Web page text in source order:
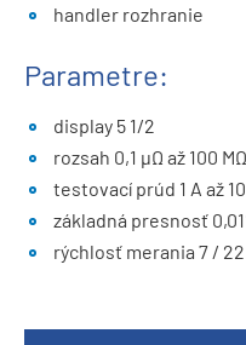
handler rozhranie
Parametre:
display 5 1/2
rozsah 0,1 µΩ až 100 MΩ
testovací prúd 1 A až
základná presnosť
rýchlosť merania 7 /